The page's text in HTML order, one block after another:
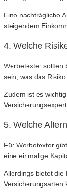
Eine nachträgliche
steigendem
4. Welche
Werbetexter sollten
sein, was das
Zudem ist es
5. Welche
Für Werbetexter
eine einmalige
Allerdings bietet die
Versicherungsarten